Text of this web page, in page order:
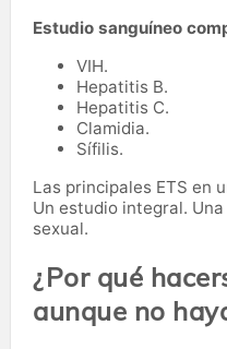
Estudio sanguíneo
VIH.
Hepatitis B.
Hepatitis C.
Clamidia.
Sífilis.
Las principales ETS en
Un estudio integral.
sexual.
¿Por qué
aunque no